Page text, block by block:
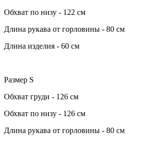
Обхват по низу - 122 см
Длина рукава от горловины - 80 см
Длина изделия - 60 см
Размер S
Обхват груди - 126 см
Обхват по низу - 126 см
Длина рукава от горловины - 80 см